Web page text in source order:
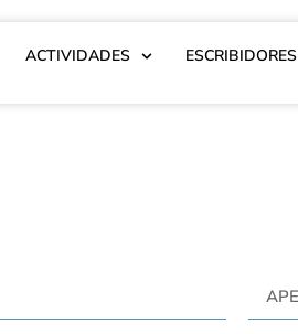
ACTIVIDADES ESCRIBIDORES